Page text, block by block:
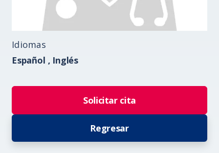
Idiomas
Español , Inglés
Solicitar cita
Regresar